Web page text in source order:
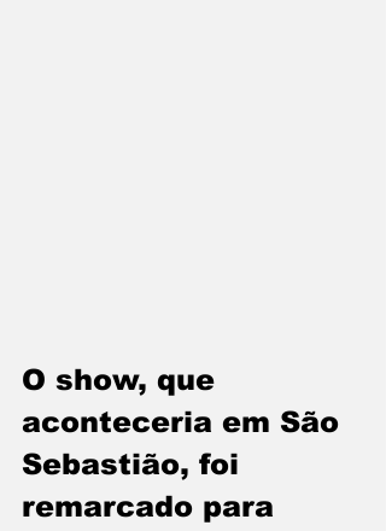
O show, que
aconteceria em São
Sebastião, foi
remarcado para